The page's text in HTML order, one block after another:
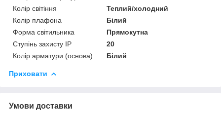
Колір світіння
Теплий/холодний
Колір плафона
Білий
Форма світильника
Прямокутна
Ступінь захисту IP
20
Колір арматури (основа)
Білий
Приховати
Умови доставки